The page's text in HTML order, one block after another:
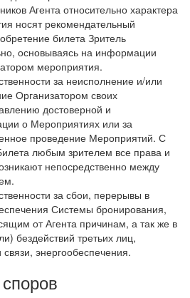
Агента относительно характера
носят рекомендательный
билета Зритель
основываясь на информации
мероприятия.
за неисполнение и/или
Организатором своих
достоверной и
о Мероприятиях или за
проведение Мероприятий. С
любым зрителем все права и
непосредственно между
за сбои, перерывы в
Системы бронирования,
от Агента причинам, а так же в
бездействий третьих лиц,
энергообеспечения.